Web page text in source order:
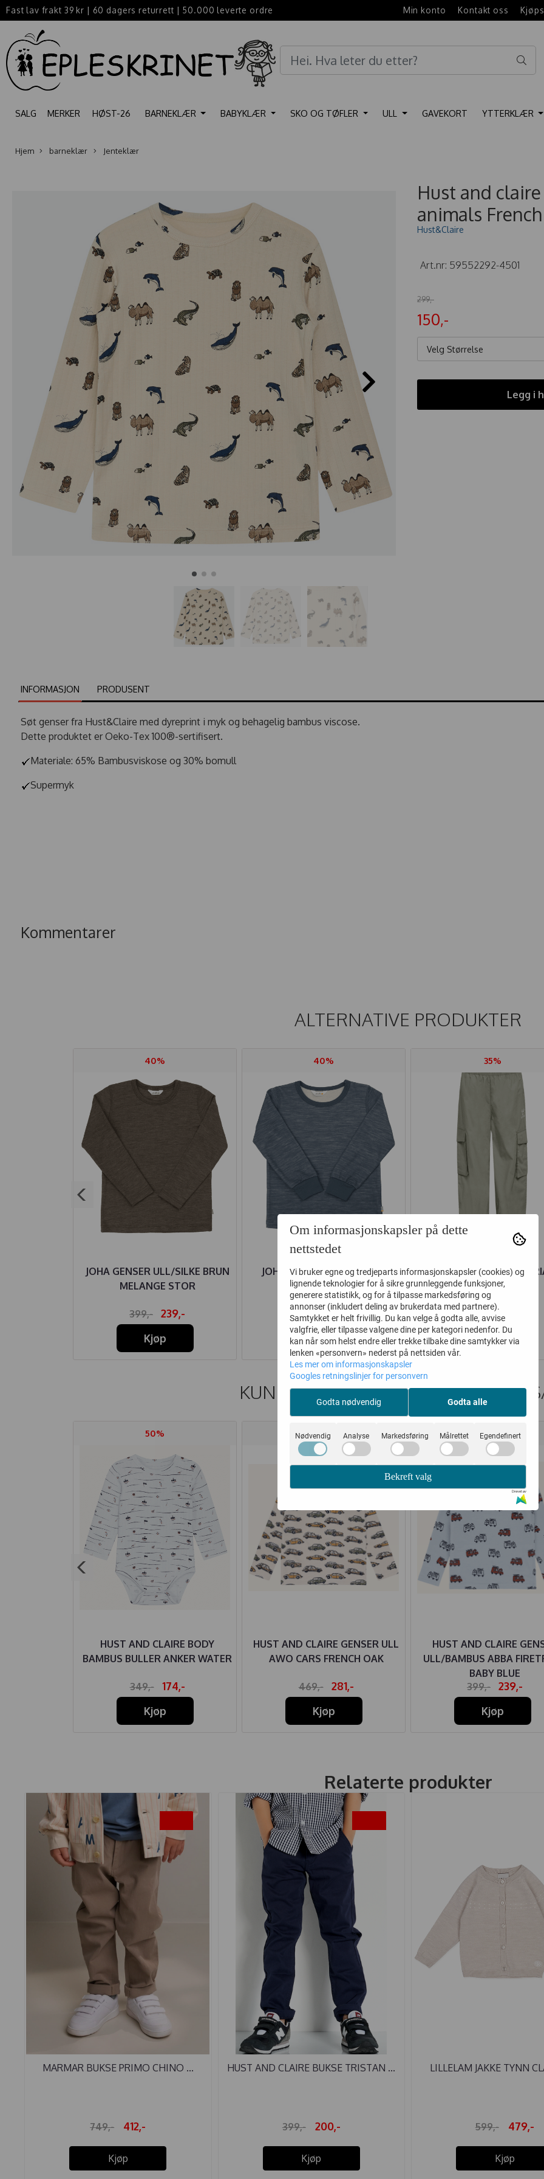
Fast lav frakt 39 kr | 60 dagers returrett | 50.000 leverte ordre Min konto Kontakt oss
SALG MERKER HØST-26 BARNEKLÆR BABYKLÆR SKO OG TØFLER ULL GAVEKORT YTTERKLÆR
Hjem barneklær Jenteklær
Hust and
animals
Hust&Claire
Art.nr: 59552292-4501
299,-
150,-
Velg Størrelse
Legg i
INFORMASJON PRODUSENT
Søt genser fra Hust&Claire med dyreprint i myk og behagelig bambus viscose.
Dette produktet er Oeko-Tex 100®-sertifisert.
Materiale: 65% Bambusviskose og 30% bomull
Supermyk
Kommentarer
ALTERNATIVE PRODUKTER
40%
JOHA GENSER ULL/SILKE BRUN
MELANGE STOR
399,-
239,-
Kjøp
40%
JOHA GENSER ULL/BAMBUS
DARK DENIM STOR
349,-
209,-
Kjøp
35%
HUMMEL BUKSE
SHADOW
450,-
292,-
Kjøp
KUNDER SOM SÅ PÅ DETTE SÅ
50%
HUST AND CLAIRE BODY
BAMBUS BULLER ANKER WATER
349,-
174,-
Kjøp
40%
HUST AND CLAIRE GENSER ULL
AWO CARS FRENCH OAK
469,-
281,-
Kjøp
40%
HUST AND CLAIRE
ULL/BAMBUS ABBA
BABY BLUE
399,-
239,-
Kjøp
Relaterte produkter
MARMAR BUKSE PRIMO CHINO ...
749,- 412,-
Kjøp
HUST AND CLAIRE BUKSE TRISTAN ...
399,- 200,-
Kjøp
LILLELAM JAKKE TYNN
599,- 479,-
Kjøp
Om informasjonskapsler på dette
nettstedet
Vi bruker egne og tredjeparts informasjonskapsler (cookies) og
lignende teknologier for å sikre grunnleggende funksjoner,
generere statistikk, og for å tilpasse markedsføring og
annonser (inkludert deling av brukerdata med partnere).
Samtykket er helt frivillig. Du kan velge å godta alle, avvise
valgfrie, eller tilpasse valgene dine per kategori nedenfor. Du
kan når som helst endre eller trekke tilbake dine samtykker via
lenken «personvern» nederst på nettsiden vår.
Les mer om informasjonskapsler
Googles retningslinjer for personvern
Godta nødvendig Godta alle
Nødvendig Analyse Markedsføring Målrettet Egendefinert
Bekreft valg
Drevet av